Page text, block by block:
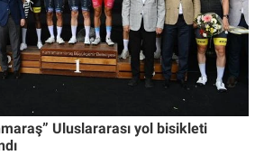
Uluslararası yol bisikleti